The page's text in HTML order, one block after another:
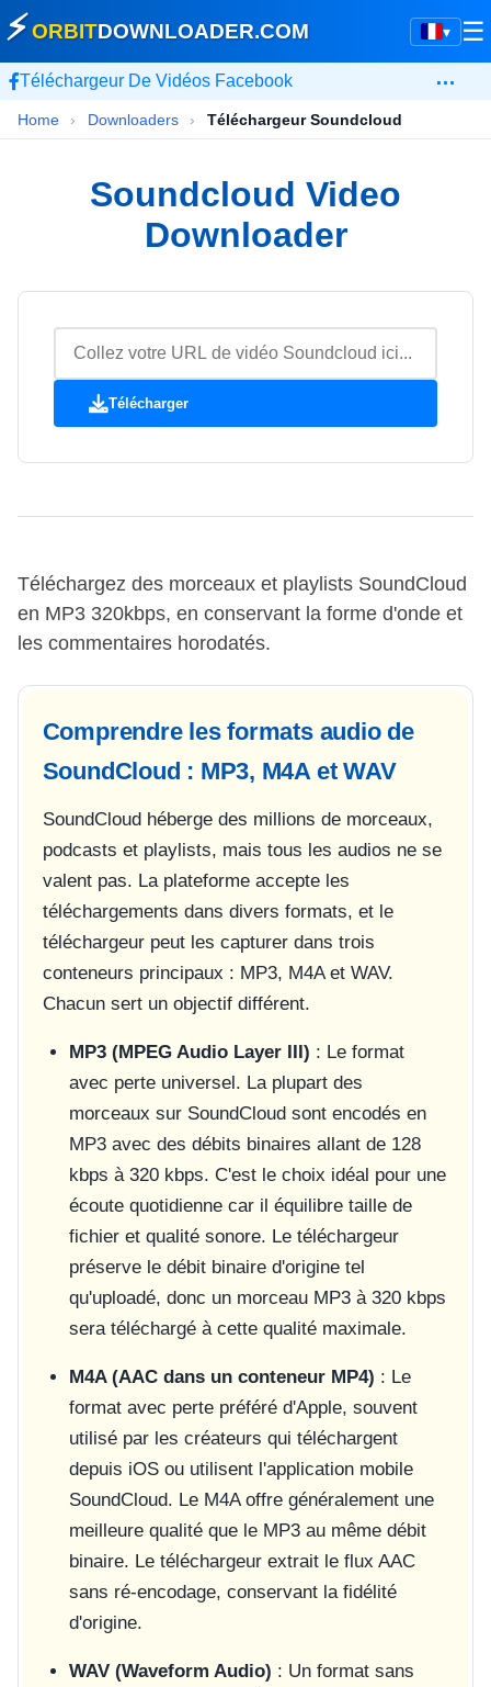
▾
⚡ORBITDOWNLOADER.COM ☰
Téléchargeur De Vidéos Facebook …
Home › Downloaders › Téléchargeur Soundcloud
Soundcloud Video
Downloader
Télécharger
Téléchargez des morceaux et playlists SoundCloud
en MP3 320kbps, en conservant la forme d'onde et
les commentaires horodatés.
Comprendre les formats audio de
SoundCloud : MP3, M4A et WAV
SoundCloud héberge des millions de morceaux,
podcasts et playlists, mais tous les audios ne se
valent pas. La plateforme accepte les
téléchargements dans divers formats, et le
téléchargeur peut les capturer dans trois
conteneurs principaux : MP3, M4A et WAV.
Chacun sert un objectif différent.
MP3 (MPEG Audio Layer III) : Le format
avec perte universel. La plupart des
morceaux sur SoundCloud sont encodés en
MP3 avec des débits binaires allant de 128
kbps à 320 kbps. C'est le choix idéal pour une
écoute quotidienne car il équilibre taille de
fichier et qualité sonore. Le téléchargeur
préserve le débit binaire d'origine tel
qu'uploadé, donc un morceau MP3 à 320 kbps
sera téléchargé à cette qualité maximale.
M4A (AAC dans un conteneur MP4) : Le
format avec perte préféré d'Apple, souvent
utilisé par les créateurs qui téléchargent
depuis iOS ou utilisent l'application mobile
SoundCloud. Le M4A offre généralement une
meilleure qualité que le MP3 au même débit
binaire. Le téléchargeur extrait le flux AAC
sans ré-encodage, conservant la fidélité
d'origine.
WAV (Waveform Audio) : Un format sans